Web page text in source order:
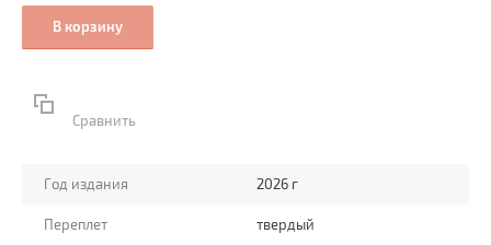
В корзину
Сравнить
Год издания 2026 г
Переплет твердый